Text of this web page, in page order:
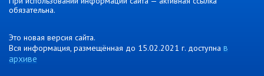
обязательна.
Это новая версия сайта.
Вся информация, размещённая до 15.02.2021 г. доступна в
архиве